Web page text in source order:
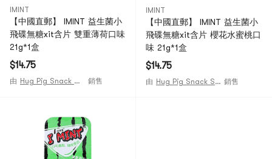
IMINT
【中國直郵】 IMINT 益生菌小
飛碟無糖xit含片 雙重薄荷口味
21g*1盒
$14.75
由 Hug Pig Snack Shop 銷售
IMINT
【中國直郵】 IMINT 益生菌小
飛碟無糖xit含片 櫻花水蜜桃口
味 21g*1盒
$14.75
由 Hug Pig Snack Shop 銷售